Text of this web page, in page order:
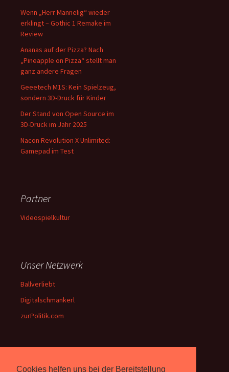
Cookies helfen uns bei der Bereitstellung
Wenn „Herr Mannelig“ wieder
erklingt – Gothic 1 Remake im
Review
Ananas auf der Pizza? Nach
„Pineapple on Pizza“ stellt man
ganz andere Fragen
Geeetech M1S: Kein Spielzeug,
sondern 3D-Druck für Kinder
Der Stand von Open Source im
3D-Druck im Jahr 2025
Nacon Revolution X Unlimited:
Gamepad im Test
Partner
Videospielkultur
Unser Netzwerk
Ballverliebt
Digitalschmankerl
zurPolitik.com
Über Uns